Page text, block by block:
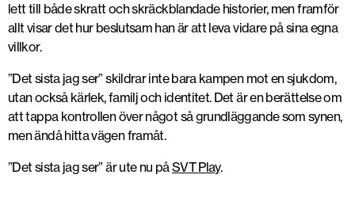
lett till både skratt och skräckblandade historier, men framför
allt visar det hur beslutsam han är att leva vidare på sina egna
villkor.
”Det sista jag ser” skildrar inte bara kampen mot en sjukdom,
utan också kärlek, familj och identitet. Det är en berättelse om
att tappa kontrollen över något så grundläggande som synen,
men ändå hitta vägen framåt.
”Det sista jag ser” är ute nu påSVT Play.